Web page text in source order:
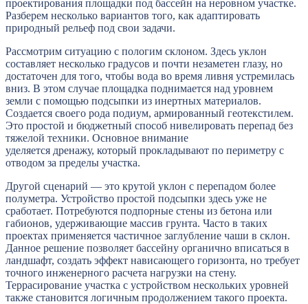
проектирования площадки под бассейн на неровном участке.
Разберем несколько вариантов того, как адаптировать
природный рельеф под свои задачи.
Рассмотрим ситуацию с пологим склоном. Здесь уклон
составляет несколько градусов и почти незаметен глазу, но
достаточен для того, чтобы вода во время ливня устремилась
вниз. В этом случае площадка поднимается над уровнем
земли с помощью подсыпки из инертных материалов.
Создается своего рода подиум, армированный геотекстилем.
Это простой и бюджетный способ нивелировать перепад без
тяжелой техники. Основное внимание
уделяется дренажу, который прокладывают по периметру с
отводом за пределы участка.
Другой сценарий — это крутой уклон с перепадом более
полуметра. Устройство простой подсыпки здесь уже не
сработает. Потребуются подпорные стены из бетона или
габионов, удерживающие массив грунта. Часто в таких
проектах применяется частичное заглубление чаши в склон.
Данное решение позволяет бассейну органично вписаться в
ландшафт, создать эффект нависающего горизонта, но требует
точного инженерного расчета нагрузки на стену.
Террасирование участка с устройством нескольких уровней
также становится логичным продолжением такого проекта.